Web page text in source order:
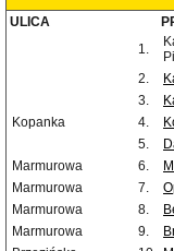
ULICA
1.
2.
3.
Kopanka
4.
5.
Marmurowa
6.
Marmurowa
7.
Marmurowa
8.
Marmurowa
9.